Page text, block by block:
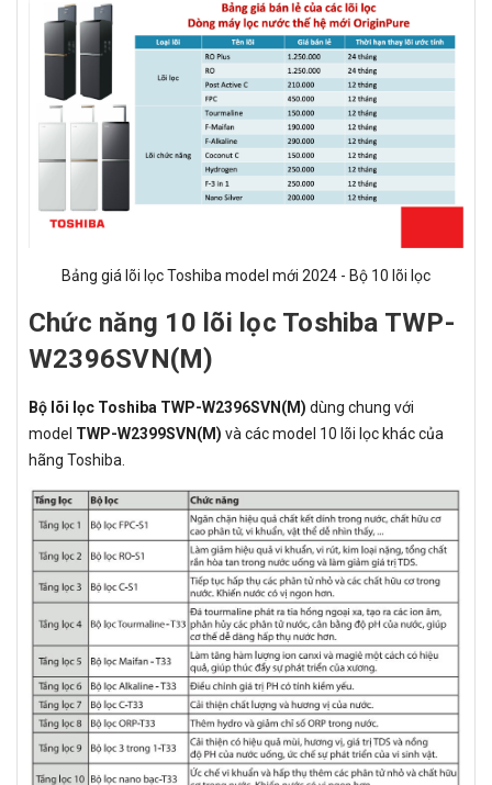
Bảng giá lõi lọc Toshiba model mới 2024 - Bộ 10 lõi lọc
Chức năng 10 lõi lọc Toshiba TWP-
W2396SVN(M)
Bộ lõi lọc Toshiba TWP-W2396SVN(M) dùng chung với
model TWP-W2399SVN(M) và các model 10 lõi lọc khác của
hãng Toshiba.